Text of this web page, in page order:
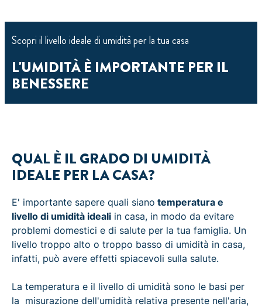
Scopri il livello ideale di umidità per la tua casa
L'UMIDITÀ È IMPORTANTE PER IL
BENESSERE
QUAL È IL GRADO DI UMIDITÀ
IDEALE PER LA CASA?
E' importante sapere quali siano temperatura e
livello di umidità ideali in casa, in modo da evitare
problemi domestici e di salute per la tua famiglia. Un
livello troppo alto o troppo basso di umidità in casa,
infatti, può avere effetti spiacevoli sulla salute.
La temperatura e il livello di umidità sono le basi per
la misurazione dell'umidità relativa presente nell'aria,